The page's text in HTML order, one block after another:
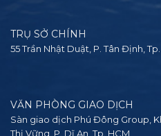
TRỤ SỞ CHÍNH
55 Trần Nhật Duật, P. Tân Định,
VĂN PHÒNG GIAO DỊCH
Sàn giao dịch Phú Đông Group,
Thị Vững, P. Dĩ An, Tp. HCM